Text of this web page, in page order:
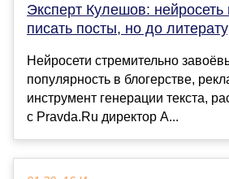
Эксперт Кулешов: нейросеть
писать посты, но до
Нейросети стремительно
популярность в блогерстве,
инструмент генерации текста,
с Pravda.Ru директор А...